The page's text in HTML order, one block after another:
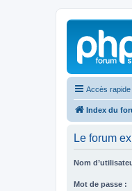
Accès rapide
Index du
Le forum
Nom
Mot de passe :